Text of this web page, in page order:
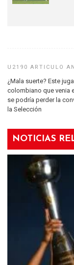
¿Mala suerte? Este
colombiano que venia
se podría perder la
la Selección
NOTICIAS